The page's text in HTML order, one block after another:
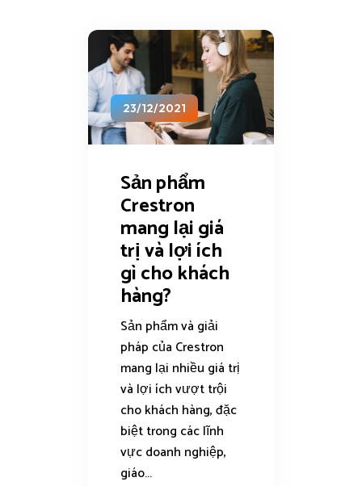
23/12/2021
Sản phẩm
Crestron
mang lại giá
trị và lợi ích
gì cho khách
hàng?
Sản phẩm và giải
pháp của Crestron
mang lại nhiều giá trị
và lợi ích vượt trội
cho khách hàng, đặc
biệt trong các lĩnh
vực doanh nghiệp,
giáo...